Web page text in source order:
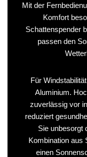
Mit der
Komfort
Schattenspender
passen den
Für
Aluminium.
zuverlässig vor
reduziert
Sie unbesorgt
Kombination aus
einen